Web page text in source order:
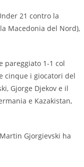
21 contro la
Macedonia del Nord),
pareggiato 1-1 col
cinque i giocatori del
Gjorge Djekov e il
e Kazakistan,
Gjorgievski ha